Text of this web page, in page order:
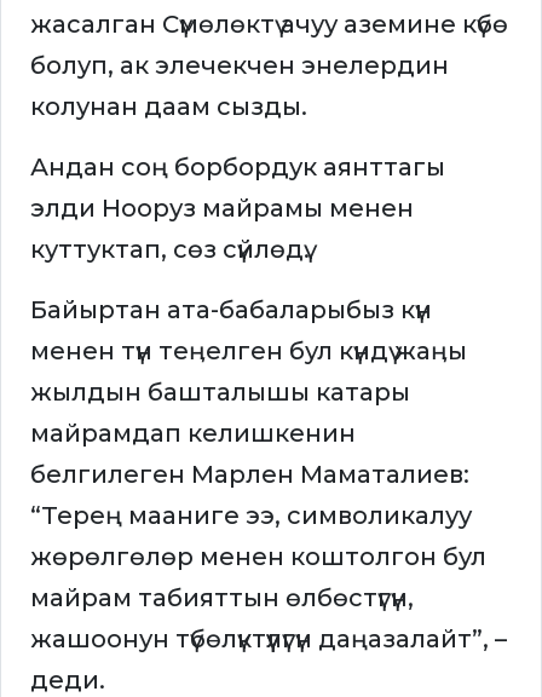
жасалган Сүмөлөктү ачуу аземине күбө
болуп, ак элечекчен энелердин
колунан даам сызды.
Андан соң борбордук аянттагы
элди Нооруз майрамы менен
куттуктап, сөз сүйлөдү.
Байыртан ата-бабаларыбыз күн
менен түн теӊелген бул күндү жаӊы
жылдын башталышы катары
майрамдап келишкенин
белгилеген Марлен Маматалиев:
“Терең мааниге ээ, символикалуу
жөрөлгөлөр менен коштолгон бул
майрам табияттын өлбөстүгүн,
жашоонун түбөлүктүүлүгүн даңазалайт”, –
деди.